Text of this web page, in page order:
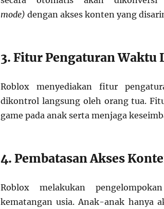
mode) dengan akses konten yang
3. Fitur Pengaturan Waktu
Roblox menyediakan fitur
dikontrol langsung oleh orang tua.
game pada anak serta menjaga
4. Pembatasan Akses
Roblox melakukan
kematangan usia. Anak-anak hanya